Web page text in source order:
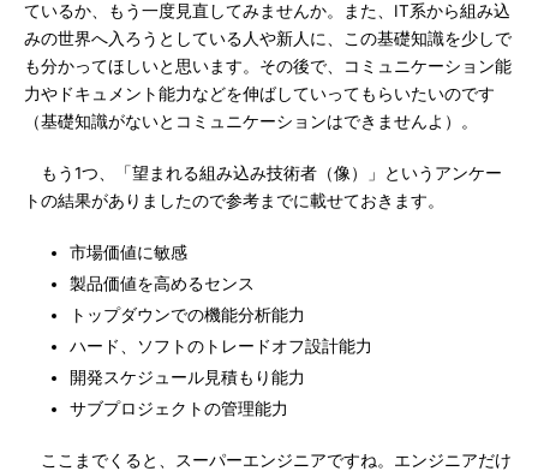
ているか、もう一度見直してみませんか。また、IT系から組み込
みの世界へ入ろうとしている人や新人に、この基礎知識を少しで
も分かってほしいと思います。その後で、コミュニケーション能
力やドキュメント能力などを伸ばしていってもらいたいのです
（基礎知識がないとコミュニケーションはできませんよ）。
もう1つ、「望まれる組み込み技術者（像）」というアンケー
トの結果がありましたので参考までに載せておきます。
市場価値に敏感
製品価値を高めるセンス
トップダウンでの機能分析能力
ハード、ソフトのトレードオフ設計能力
開発スケジュール見積もり能力
サブプロジェクトの管理能力
ここまでくると、スーパーエンジニアですね。エンジニアだけ